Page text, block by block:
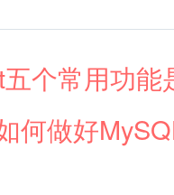
个常用功能
何做好